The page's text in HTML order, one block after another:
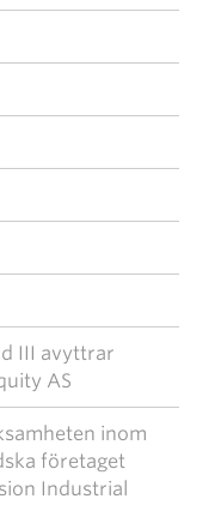
III avyttrar
AS
inom
företaget
Industrial